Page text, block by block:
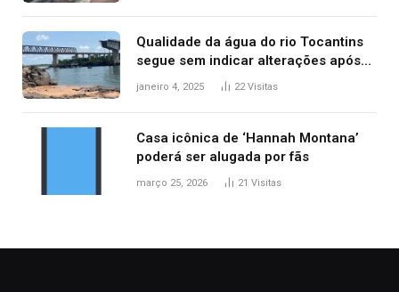
Qualidade da água do rio Tocantins
segue sem indicar alterações após
desabamento da ponte entre MA e
janeiro 4, 2025 22Visitas
Casa icônica de ‘Hannah Montana’
poderá ser alugada por fãs
março 25, 2026 21 Visitas